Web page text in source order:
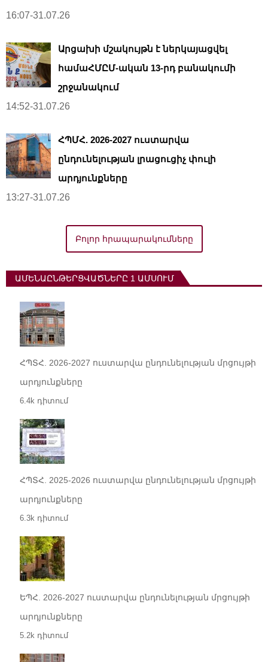
16:07-31.07.26
Արցախի մշակույթն է ներկայացվել
համաՀՄԸՄ-ական 13-րդ բանակումի
շրջանակում
14:52-31.07.26
ՀՊՄՀ. 2026-2027 ուստարվա
ընդունելության լրացուցիչ փուլի
արդյունքները
13:27-31.07.26
Բոլոր հրապարակումները
ԱՄԵՆԱԸՆԹԵՐՑՎԱԾՆԵՐԸ 1 ԱՄՍՈՒՄ
ՀՊՏՀ. 2026-2027 ուստարվա ընդունելության մրցույթի
արդյունքները
6.4k դիտում
ՀՊՏՀ. 2025-2026 ուստարվա ընդունելության մրցույթի
արդյունքները
6.3k դիտում
ԵՊՀ. 2026-2027 ուստարվա ընդունելության մրցույթի
արդյունքները
5.2k դիտում